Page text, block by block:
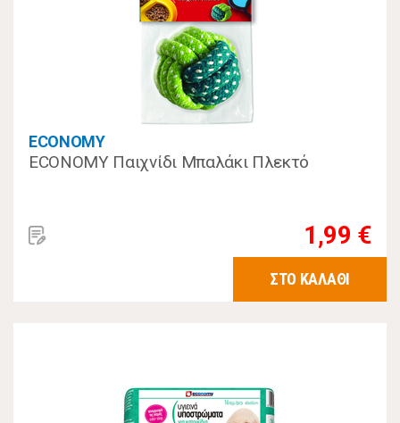
ECONOMY
ECONOMY Παιχνίδι Μπαλάκι Πλεκτό
1,99 €
ΣΤΟ ΚΑΛΑΘΙ